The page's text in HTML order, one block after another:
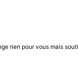
rien pour vous mais